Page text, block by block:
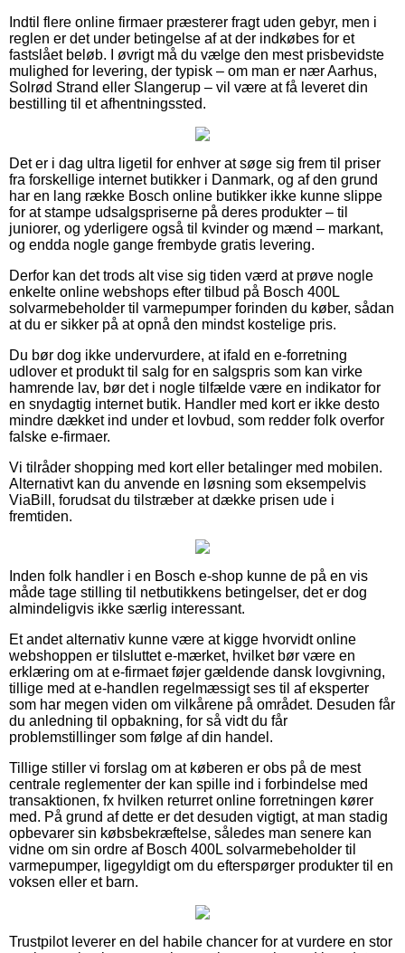
Indtil flere online firmaer præsterer fragt uden gebyr, men i
reglen er det under betingelse af at der indkøbes for et
fastslået beløb. I øvrigt må du vælge den mest prisbevidste
mulighed for levering, der typisk – om man er nær Aarhus,
Solrød Strand eller Slangerup – vil være at få leveret din
bestilling til et afhentningssted.
Det er i dag ultra ligetil for enhver at søge sig frem til priser
fra forskellige internet butikker i Danmark, og af den grund
har en lang række Bosch online butikker ikke kunne slippe
for at stampe udsalgspriserne på deres produkter – til
juniorer, og yderligere også til kvinder og mænd – markant,
og endda nogle gange frembyde gratis levering.
Derfor kan det trods alt vise sig tiden værd at prøve nogle
enkelte online webshops efter tilbud på Bosch 400L
solvarmebeholder til varmepumper forinden du køber, sådan
at du er sikker på at opnå den mindst kostelige pris.
Du bør dog ikke undervurdere, at ifald en e-forretning
udlover et produkt til salg for en salgspris som kan virke
hamrende lav, bør det i nogle tilfælde være en indikator for
en snydagtig internet butik. Handler med kort er ikke desto
mindre dækket ind under et lovbud, som redder folk overfor
falske e-firmaer.
Vi tilråder shopping med kort eller betalinger med mobilen.
Alternativt kan du anvende en løsning som eksempelvis
ViaBill, forudsat du tilstræber at dække prisen ude i
fremtiden.
Inden folk handler i en Bosch e-shop kunne de på en vis
måde tage stilling til netbutikkens betingelser, det er dog
almindeligvis ikke særlig interessant.
Et andet alternativ kunne være at kigge hvorvidt online
webshoppen er tilsluttet e-mærket, hvilket bør være en
erklæring om at e-firmaet føjer gældende dansk lovgivning,
tillige med at e-handlen regelmæssigt ses til af eksperter
som har megen viden om vilkårene på området. Desuden får
du anledning til opbakning, for så vidt du får
problemstillinger som følge af din handel.
Tillige stiller vi forslag om at køberen er obs på de mest
centrale reglementer der kan spille ind i forbindelse med
transaktionen, fx hvilken returret online forretningen kører
med. På grund af dette er det desuden vigtigt, at man stadig
opbevarer sin købsbekræftelse, således man senere kan
vidne om sin ordre af Bosch 400L solvarmebeholder til
varmepumper, ligegyldigt om du efterspørger produkter til en
voksen eller et barn.
Trustpilot leverer en del habile chancer for at vurdere en stor